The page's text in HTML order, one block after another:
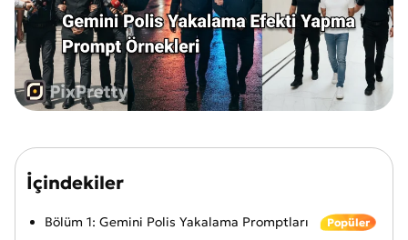
İçindekiler
Bölüm 1: Gemini Polis Yakalama Promptları Popüler